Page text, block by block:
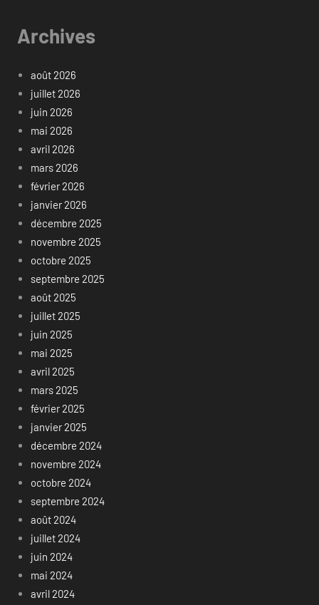
Archives
août 2026
juillet 2026
juin 2026
mai 2026
avril 2026
mars 2026
février 2026
janvier 2026
décembre 2025
novembre 2025
octobre 2025
septembre 2025
août 2025
juillet 2025
juin 2025
mai 2025
avril 2025
mars 2025
février 2025
janvier 2025
décembre 2024
novembre 2024
octobre 2024
septembre 2024
août 2024
juillet 2024
juin 2024
mai 2024
avril 2024